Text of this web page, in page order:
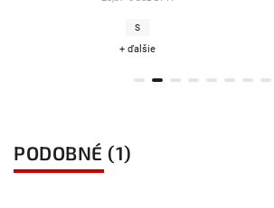
PODOBNÉ (1)